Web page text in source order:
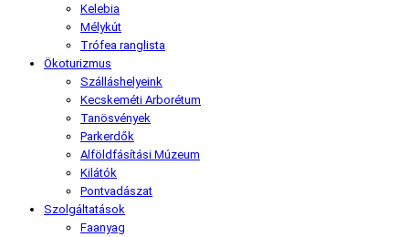
Kelebia
Mélykút
Trófea ranglista
Ökoturizmus
Szálláshelyeink
Kecskeméti Arborétum
Tanösvények
Parkerdők
Alföldfásítási Múzeum
Kilátók
Pontvadászat
Szolgáltatások
Faanyag